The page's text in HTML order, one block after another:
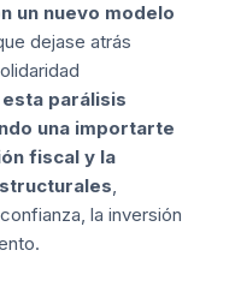
un nuevo modelo
dejase atrás
esta parálisis
una importarte
fiscal y la
,
la inversión